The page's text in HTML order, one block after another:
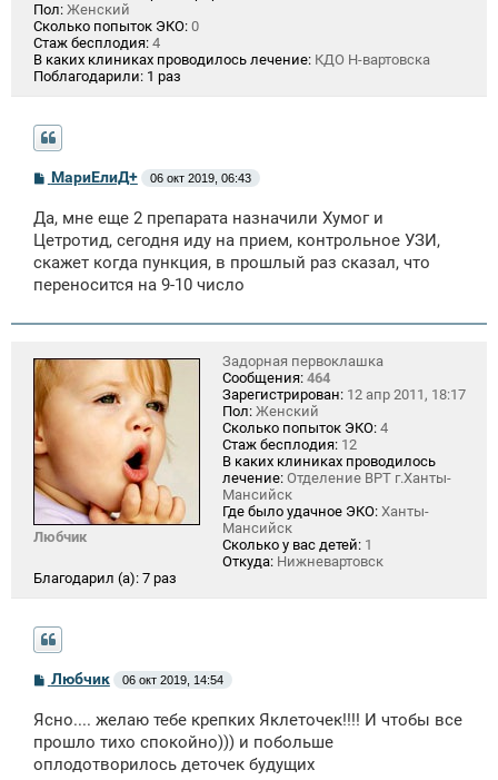
Пол: Женский
Сколько попыток ЭКО: 0
Стаж бесплодия: 4
В каких клиниках проводилось лечение: КДО Н-вартовска
Поблагодарили: 1 раз
С
б
щ
н
и
МариЕлиД+ 06 окт 2019, 06:43
Да, мне еще 2 препарата назначили Хумог и
Цетротид, сегодня иду на прием, контрольное УЗИ,
скажет когда пункция, в прошлый раз сказал, что
переносится на 9-10 число
Любчик
Задорная первоклашка
Сообщения: 464
Зарегистрирован: 12 апр 2011, 18:17
Пол: Женский
Сколько попыток ЭКО: 4
Стаж бесплодия: 12
В каких клиниках проводилось
лечение: Отделение ВРТ г.Ханты-
Мансийск
Где было удачное ЭКО: Ханты-
Мансийск
Сколько у вас детей: 1
Откуда: Нижневартовск
Благодарил (а): 7 раз
С
б
щ
е
н
Любчик 06 окт 2019, 14:54
Ясно.... желаю тебе крепких Яклеточек!!!! И чтобы все
прошло тихо спокойно))) и побольше
оплодотворилось деточек будущих